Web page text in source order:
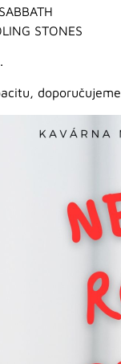
STONES
doporučujeme